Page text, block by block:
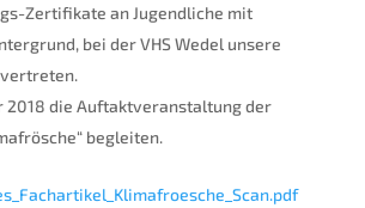
Zertifikate an Jugendliche mit
bei der VHS Wedel unsere
2018 die Auftaktveranstaltung der
begleiten.